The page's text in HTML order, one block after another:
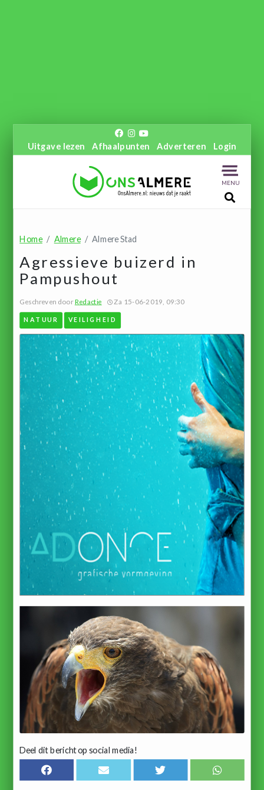
Uitgave lezen Afhaalpunten Adverteren Login
MENU
Home Almere Almere Stad
Agressieve buizerd in
Pampushout
Geschreven doorRedactie Za 15-06-2019, 09:30
NATUUR VEILIGHEID
Deel dit bericht op social media!